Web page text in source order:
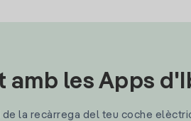
amb les Apps
la recàrrega del teu coche